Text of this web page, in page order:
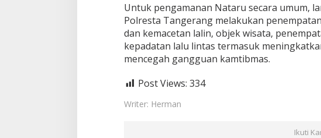
Untuk pengamanan Nataru secara umum,
Polresta Tangerang melakukan
dan kemacetan lalin, objek wisata,
kepadatan lalu lintas termasuk
mencegah gangguan kamtibmas.
Post Views: 334
Writer: Herman
Ikuti